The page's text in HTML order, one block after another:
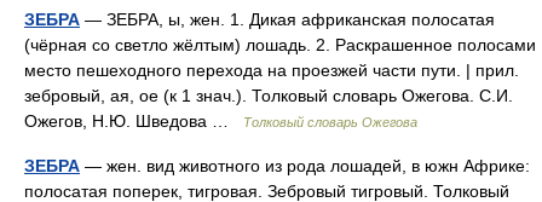
ЗЕБРА — ЗЕБРА, ы, жен. 1. Дикая африканская полосатая
(чёрная со светло жёлтым) лошадь. 2. Раскрашенное полосами
место пешеходного перехода на проезжей части пути. | прил.
зебровый, ая, ое (к 1 знач.). Толковый словарь Ожегова. С.И.
Ожегов, Н.Ю. Шведова …
Толковый словарь Ожегова
ЗЕБРА — жен. вид животного из рода лошадей, в южн Африке:
полосатая поперек, тигровая. Зебровый тигровый. Толковый